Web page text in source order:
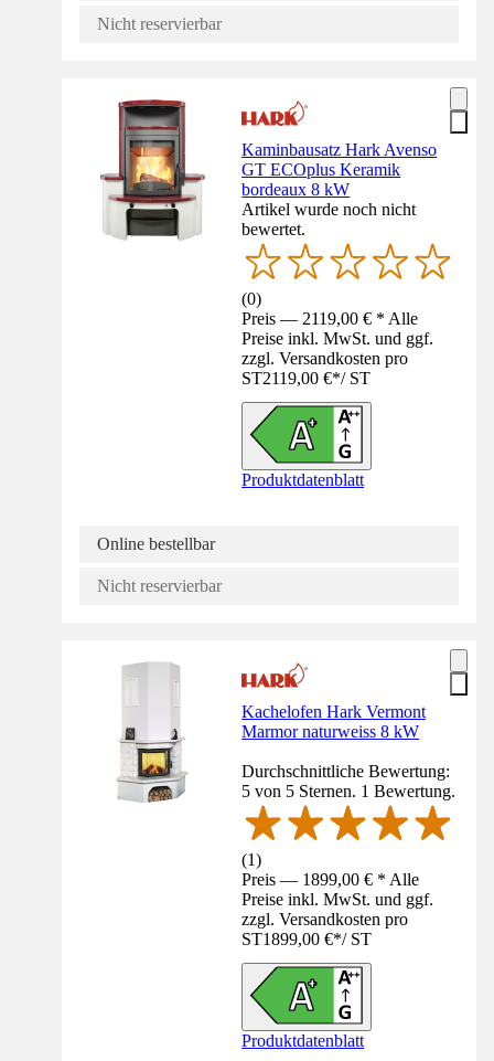
Nicht reservierbar
Kaminbausatz Hark Avenso
GT ECOplus Keramik
bordeaux 8 kW
Artikel wurde noch nicht
bewertet.
(0)
Preis — 2119,00 € * Alle
Preise inkl. MwSt. und ggf.
zzgl. Versandkosten pro
ST2119,00 €*/ ST
Produktdatenblatt
Online bestellbar
Nicht reservierbar
Kachelofen Hark Vermont
Marmor naturweiss 8 kW
Durchschnittliche Bewertung:
5 von 5 Sternen. 1 Bewertung.
(1)
Preis — 1899,00 € * Alle
Preise inkl. MwSt. und ggf.
zzgl. Versandkosten pro
ST1899,00 €*/ ST
Produktdatenblatt